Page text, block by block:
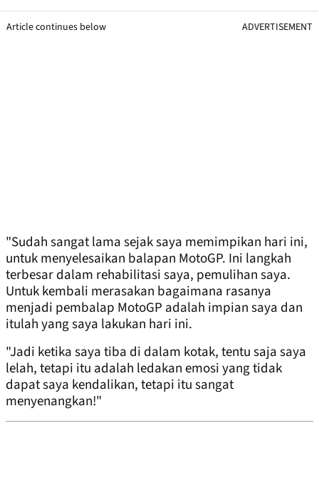
Article continues below ADVERTISEMENT
"Sudah sangat lama sejak saya memimpikan hari ini,
untuk menyelesaikan balapan MotoGP. Ini langkah
terbesar dalam rehabilitasi saya, pemulihan saya.
Untuk kembali merasakan bagaimana rasanya
menjadi pembalap MotoGP adalah impian saya dan
itulah yang saya lakukan hari ini.
"Jadi ketika saya tiba di dalam kotak, tentu saja saya
lelah, tetapi itu adalah ledakan emosi yang tidak
dapat saya kendalikan, tetapi itu sangat
menyenangkan!"